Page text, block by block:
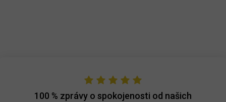
100 % zprávy o spokojenosti od našich